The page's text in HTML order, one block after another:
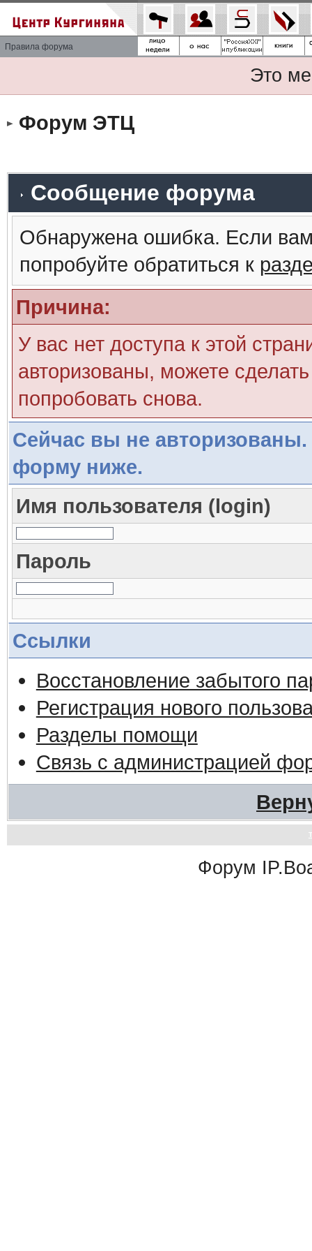
Правила форума
Это
Форум ЭТЦ
Сообщение форума
Обнаружена ошибка. Если
попробуйте обратиться к
Причина:
У вас нет доступа к этой
авторизованы, можете
попробовать снова.
Сейчас вы не авторизованы.
форму ниже.
Имя пользователя (login)
Пароль
Ссылки
Восстановление забытого
Регистрация нового
Разделы помощи
Связь с администрацией
Форум